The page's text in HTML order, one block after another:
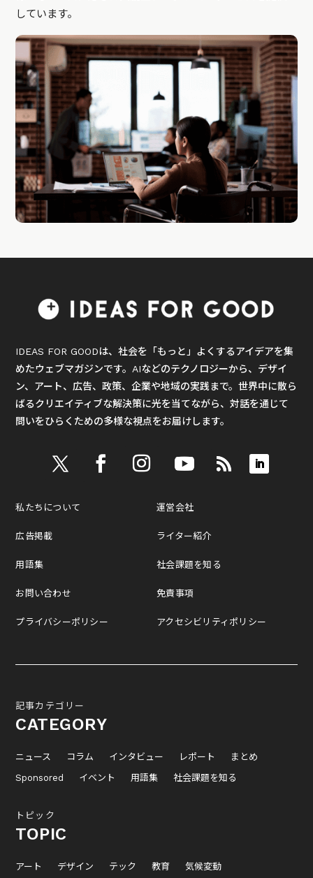
しています。
IDEAS FOR GOODは、社会を「もっと」よくするアイデアを集
めたウェブマガジンです。AIなどのテクノロジーから、デザイ
ン、アート、広告、政策、企業や地域の実践まで。世界中に散ら
ばるクリエイティブな解決策に光を当てながら、対話を通じて
問いをひらくための多様な視点をお届けします。
私たちについて
広告掲載
用語集
お問い合わせ
プライバシーポリシー
運営会社
ライター紹介
社会課題を知る
免責事項
アクセシビリティポリシー
記事カテゴリー
CATEGORY
ニュース コラム インタビュー レポート
まとめ
Sponsored
イベント 用語集 社会課題を知る
トピック
TOPIC
アート デザイン テック 教育 気候変動